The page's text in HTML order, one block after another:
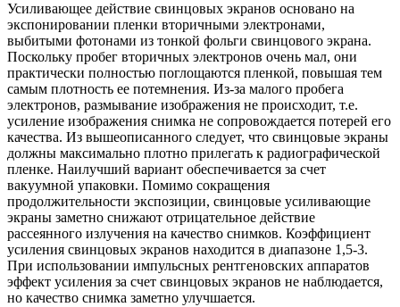
Усиливающее действие свинцовых экранов основано на
экспонировании пленки вторичными электронами,
выбитыми фотонами из тонкой фольги свинцового экрана.
Поскольку пробег вторичных электронов очень мал, они
практически полностью поглощаются пленкой, повышая тем
самым плотность ее потемнения. Из-за малого пробега
электронов, размывание изображения не происходит, т.е.
усиление изображения снимка не сопровождается потерей его
качества. Из вышеописанного следует, что свинцовые экраны
должны максимально плотно прилегать к радиографической
пленке. Наилучший вариант обеспечивается за счет
вакуумной упаковки. Помимо сокращения
продолжительности экспозиции, свинцовые усиливающие
экраны заметно снижают отрицательное действие
рассеянного излучения на качество снимков. Коэффициент
усиления свинцовых экранов находится в диапазоне 1,5-3.
При использовании импульсных рентгеновских аппаратов
эффект усиления за счет свинцовых экранов не наблюдается,
но качество снимка заметно улучшается.